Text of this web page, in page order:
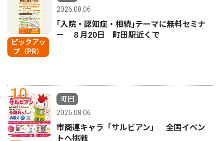
ピックアッ
プ（PR）
2026.08.06
｢入院・認知症・相続｣テーマに無料セミナ
ー ８月20日 町田駅近くで
10
町田
2026.08.06
市商連キャラ「サルビアン」 全国イベン
トへ挑戦